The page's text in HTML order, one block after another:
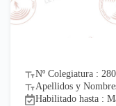
Nº Colegiatura :
Apellidos y
Habilitado hasta :